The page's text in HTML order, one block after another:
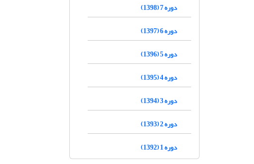
دوره 7 (1398)
دوره 6 (1397)
دوره 5 (1396)
دوره 4 (1395)
دوره 3 (1394)
دوره 2 (1393)
دوره 1 (1392)